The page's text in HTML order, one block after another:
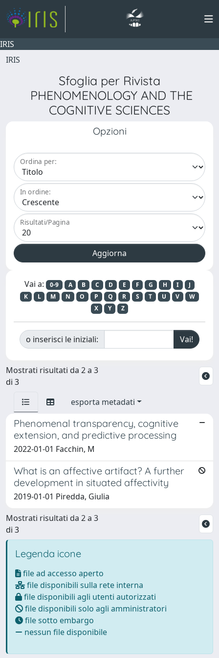
IRIS
IRIS
Sfoglia per Rivista
PHENOMENOLOGY AND THE
COGNITIVE SCIENCES
Opzioni
Ordina per:
In ordine:
Risultati/Pagina
Vai a: 0-9 A B C D E F G H I
J
K
L M N O P Q R S T U V
W
X
Y Z
o inserisci le iniziali:
Mostrati risultati da 2 a 3
di 3
esporta metadati
Phenomenal transparency, cognitive
extension, and predictive processing
2022-01-01 Facchin, M
What is an affective artifact? A further
development in situated affectivity
2019-01-01 Piredda, Giulia
Mostrati risultati da 2 a 3
di 3
Legenda icone
file ad accesso aperto
file disponibili sulla rete interna
file disponibili agli utenti autorizzati
file disponibili solo agli amministratori
file sotto embargo
nessun file disponibile